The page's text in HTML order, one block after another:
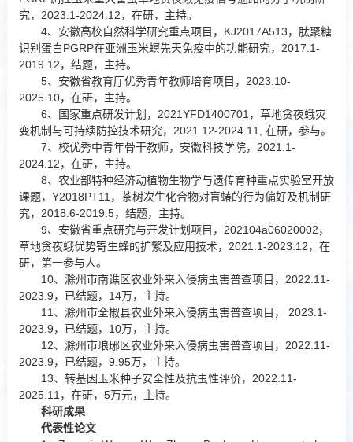
究，2023.1-2024.12，在研，主持。
4、安徽高校自然科学研究重点项目，KJ2017A513，肽聚糖
识别蛋白PGRP在亚洲玉米螟先天免疫中的功能研究，2017.1-
2019.12，结题，主持。
5、安徽省教育厅优秀青年教师培育项目，2023.10-
2025.10，在研，主持。
6、国家重点研发计划，2021YFD1400701，草地贪夜蛾灾
变机制与可持续防控技术研究，2021.12-2024.11, 在研，参与。
7、校优秀中青年骨干教师，安徽科技学院，2021.1-
2024.12，在研，主持。
8、农业部特种经济动植物生物学与遗传育种重点实验室开放
课题，Y2018PT11，茶树次生化合物对盲蝽的行为偏好及机制研
究，2018.6-2019.5，结题，主持。
9、安徽省重点研究与开发计划项目，202104a06020002，
草地贪夜蛾优势寄生蜂的扩繁及应用技术，2021.1-2023.12，在
研，第一参与人。
10、滁州市南谯区农业外来入侵病虫害普查项目，2022.11-
2023.9，已结题，14万，主持。
11、滁州市全椒县农业外来入侵病虫害普查项目， 2023.1-
2023.9，已结题，10万，主持。
12、滁州市琅琊区农业外来入侵病虫害普查项目，2022.11-
2023.9，已结题，9.95万，主持。
13、转基因玉米种子安全性及抗虫性评价，2022.11-
2025.11，在研，5万元，主持。
科研成果
代表性论文